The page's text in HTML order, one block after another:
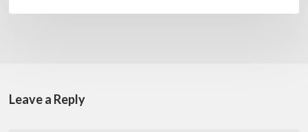
Leave a Reply